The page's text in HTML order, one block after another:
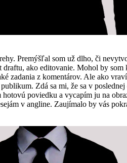
Premýšľal som už dlho, či
draftu, ako editovanie. Mohol by
zadania z komentárov. Ale ako
Zdá sa mi, že sa v
poviedku a vycapím ju na
v angline. Zaujímalo by vás